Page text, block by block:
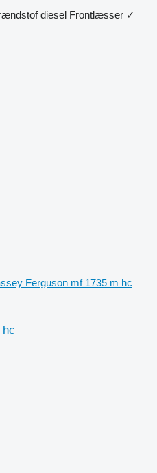
diesel Frontlæsser ✓
Ferguson mf 1735 m hc
hc